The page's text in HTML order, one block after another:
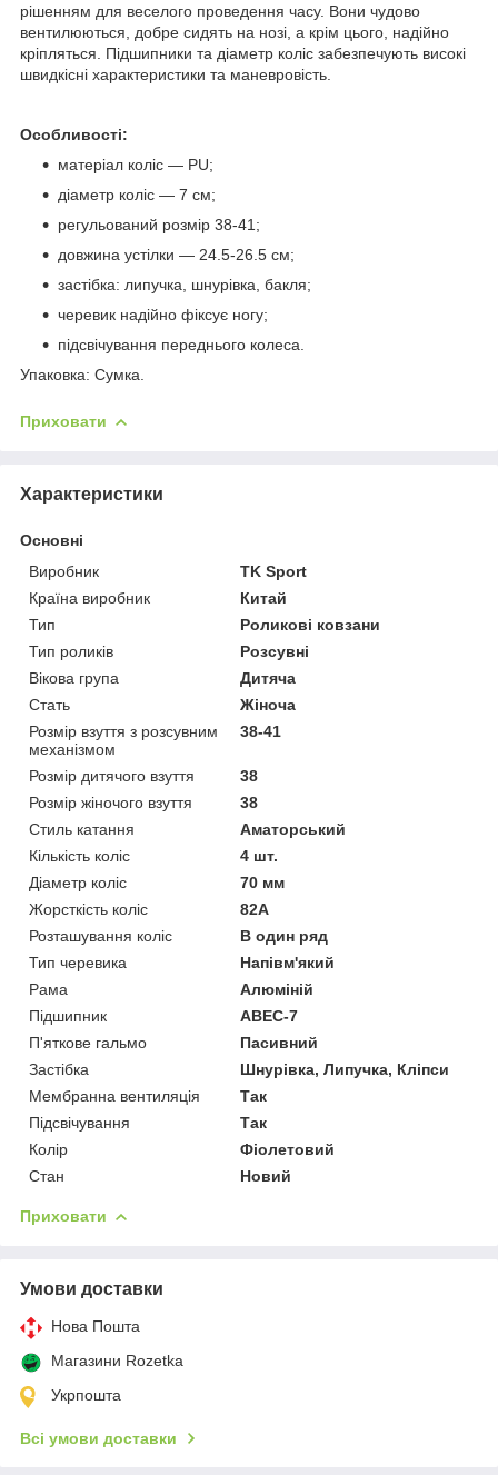
рішенням для веселого проведення часу. Вони чудово
вентилюються, добре сидять на нозі, а крім цього, надійно
кріпляться. Підшипники та діаметр коліс забезпечують високі
швидкісні характеристики та маневровість.
Особливості:
матеріал коліс — PU;
діаметр коліс — 7 см;
регульований розмір 38-41;
довжина устілки — 24.5-26.5 см;
застібка: липучка, шнурівка, бакля;
черевик надійно фіксує ногу;
підсвічування переднього колеса.
Упаковка: Сумка.
Приховати
Характеристики
Основні
Виробник
TK Sport
Країна виробник
Китай
Тип
Роликові ковзани
Тип роликів
Розсувні
Вікова група
Дитяча
Стать
Жіноча
Розмір взуття з розсувним
механізмом
38-41
Розмір дитячого взуття
38
Розмір жіночого взуття
38
Стиль катання
Аматорський
Кількість коліс
4 шт.
Діаметр коліс
70 мм
Жорсткість коліс
82А
Розташування коліс
В один ряд
Тип черевика
Напівм'який
Рама
Алюміній
Підшипник
ABEC-7
П'яткове гальмо
Пасивний
Застібка
Шнурівка, Липучка, Кліпси
Мембранна вентиляція
Так
Підсвічування
Так
Колір
Фіолетовий
Стан
Новий
Приховати
Умови доставки
Нова Пошта
Магазини Rozetka
Укрпошта
Всі умови доставки